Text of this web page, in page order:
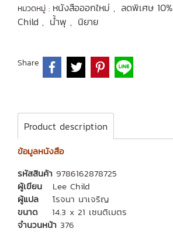
หมวดหมู่ : หนังสือออกใหม่ , ลดพิเศษ 10%
Child , น้ำพุ , นิยาย
Share
Product description
ข้อมูลหนังสือ
รหัสสินค้า 9786162878725
ผู้เขียน
Lee Child
ผู้แปล โรจนา นาเจริญ
ขนาด 14.3 x 21 เซนติเมตร
จำนวนหน้า 376